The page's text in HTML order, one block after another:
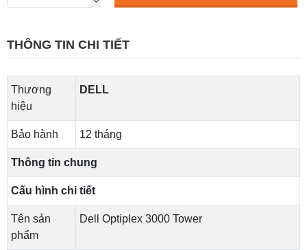
THÔNG TIN CHI TIẾT
Thương
hiệu
DELL
Bảo hành 12 tháng
Thông tin chung
Cấu hình chi tiết
Tên sản
phẩm
Dell Optiplex 3000 Tower